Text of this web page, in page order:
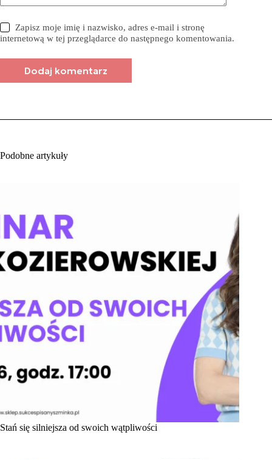
Zapisz moje imię i nazwisko, adres e-mail i stronę
internetową w tej przeglądarce do następnego komentowania.
Dodaj komentarz
Podobne artykuły
Stań się silniejsza od swoich wątpliwości